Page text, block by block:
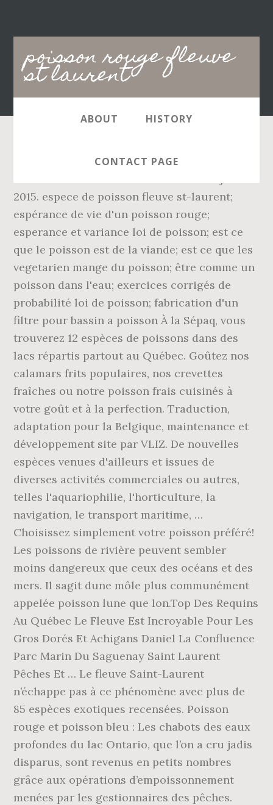
poisson rouge fleuve
st laurent
Main
navigation
ABOUT HISTORY
CONTACT PAGE
Le jeudi 24 mai 2000 - le samedi 26 mai 2000
2015. espece de poisson fleuve st-laurent;
espérance de vie d'un poisson rouge;
esperance et variance loi de poisson; est ce
que le poisson est de la viande; est ce que les
vegetarien mange du poisson; être comme un
poisson dans l'eau; exercices corrigés de
probabilité loi de poisson; fabrication d'un
filtre pour bassin a poisson À la Sépaq, vous
trouverez 12 espèces de poissons dans des
lacs répartis partout au Québec. Goûtez nos
calamars frits populaires, nos crevettes
fraîches ou notre poisson frais cuisinés à
votre goût et à la perfection. Traduction,
adaptation pour la Belgique, maintenance et
développement site par VLIZ. De nouvelles
espèces venues d'ailleurs et issues de
diverses activités commerciales ou autres,
telles l'aquariophilie, l'horticulture, la
navigation, le transport maritime, …
Choisissez simplement votre poisson préféré!
Les poissons de rivière peuvent sembler
moins dangereux que ceux des océans et des
mers. Il sagit dune môle plus communément
appelée poisson lune que lon.Top Des Requins
Au Québec Le Fleuve Est Incroyable Pour Les
Gros Dorés Et Achigans Daniel La Confluence
Parc Marin Du Saguenay Saint Laurent
Pêches Et … Le fleuve Saint-Laurent
n’échappe pas à ce phénomène avec plus de
85 espèces exotiques recensées. Poisson
rouge et poisson bleu : Les chabots des eaux
profondes du lac Ontario, que l’on a cru jadis
disparus, sont revenus en petits nombres
grâce aux opérations d’empoissonnement
menées par les gestionnaires des pêches.